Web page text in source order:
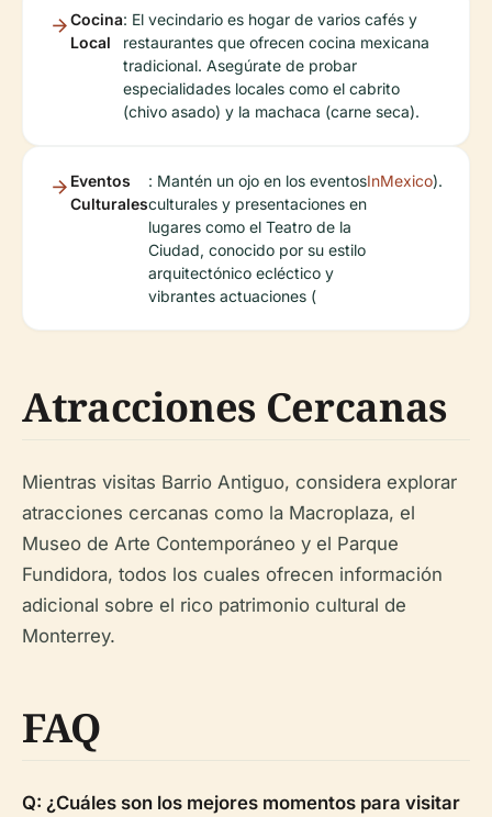
Cocina
Local
: El vecindario es hogar de varios cafés y
restaurantes que ofrecen cocina mexicana
tradicional. Asegúrate de probar
especialidades locales como el cabrito
(chivo asado) y la machaca (carne seca).
Eventos
Culturales
: Mantén un ojo en los eventos
culturales y presentaciones en
lugares como el Teatro de la
Ciudad, conocido por su estilo
arquitectónico ecléctico y
vibrantes actuaciones (
InMexico).
Atracciones Cercanas
Mientras visitas Barrio Antiguo, considera explorar
atracciones cercanas como la Macroplaza, el
Museo de Arte Contemporáneo y el Parque
Fundidora, todos los cuales ofrecen información
adicional sobre el rico patrimonio cultural de
Monterrey.
FAQ
Q: ¿Cuáles son los mejores momentos para visitar